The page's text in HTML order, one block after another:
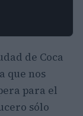
de Coca
que nos
para el
sólo